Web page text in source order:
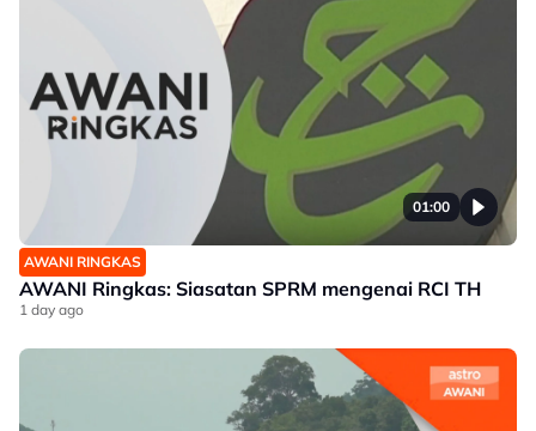
01:00
AWANI RINGKAS
AWANI Ringkas: Siasatan SPRM mengenai RCI TH
1 day ago